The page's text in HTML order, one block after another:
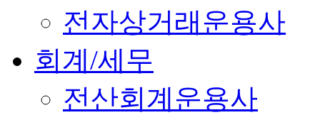
전자상거래운용사
회계/세무
전산회계운용사